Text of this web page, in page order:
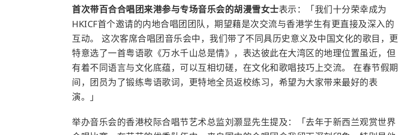
首次带百合合唱团来港参与专场音乐会的胡漫雪女士表示：「我们十分荣幸成为
HKICF首个邀请的内地合唱团团队，期望藉是次交流与香港学生有更直接及深入的
互动。 这次客席合唱团音乐会中，我们带了不同具历史意义及中国文化的歌目，更
特意选了一首粤语歌《万水千山总是情》，表达彼此在大湾区的地理位置虽近，但
有着不同语言与文化底蕴，可以互相切磋，在文化和歌唱技巧上交流。 在春节假期
间，团员为了锻练粤语歌词，更特地全员返校练习，希望为大家带来最好的表
演。」
举办音乐会的香港校际合唱节艺术总监刘灏显先生提及：「去年于新西兰观赏世界